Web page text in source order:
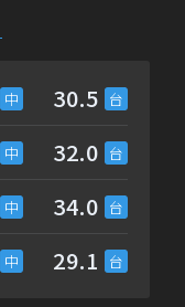
30.5
32.0
34.0
29.1